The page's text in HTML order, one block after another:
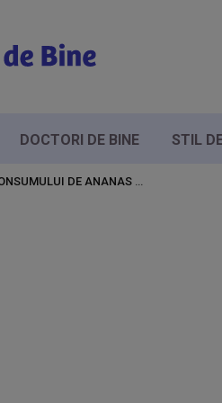
DOCTORI DE BINE STIL
DE ANANAS